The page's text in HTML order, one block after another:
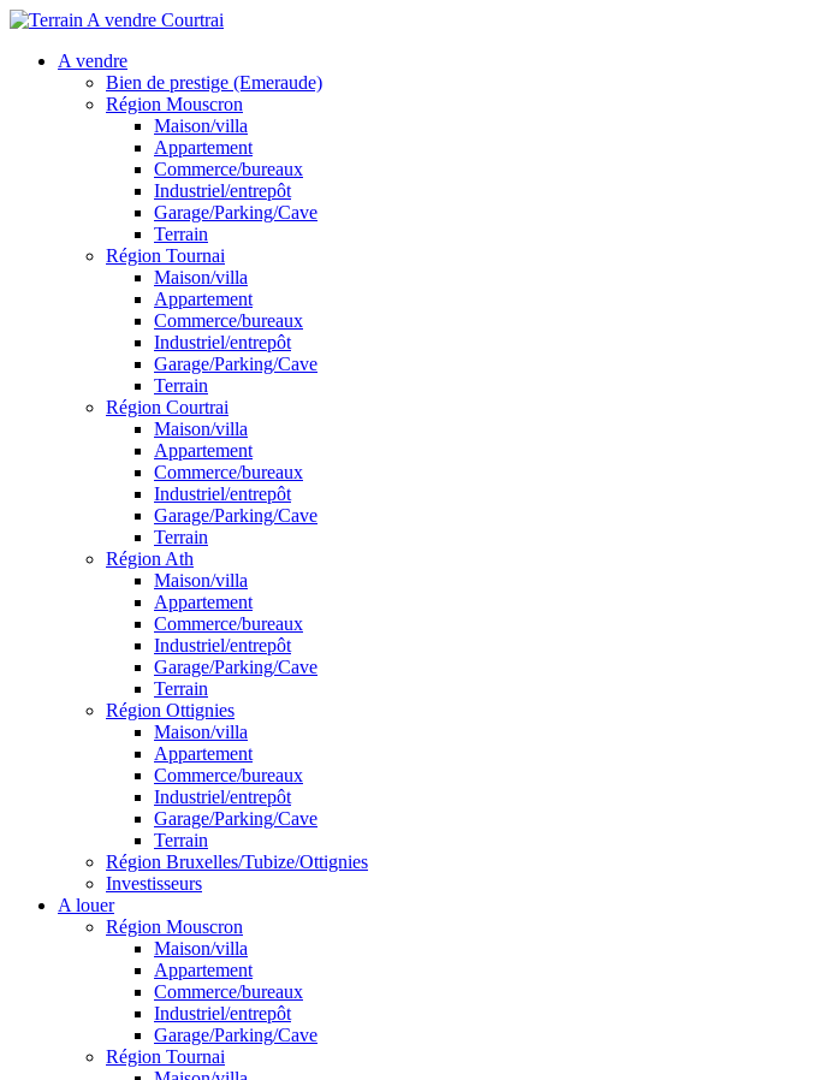
A vendre
Bien de prestige (Emeraude)
Région Mouscron
Maison/villa
Appartement
Commerce/bureaux
Industriel/entrepôt
Garage/Parking/Cave
Terrain
Région Tournai
Maison/villa
Appartement
Commerce/bureaux
Industriel/entrepôt
Garage/Parking/Cave
Terrain
Région Courtrai
Maison/villa
Appartement
Commerce/bureaux
Industriel/entrepôt
Garage/Parking/Cave
Terrain
Région Ath
Maison/villa
Appartement
Commerce/bureaux
Industriel/entrepôt
Garage/Parking/Cave
Terrain
Région Ottignies
Maison/villa
Appartement
Commerce/bureaux
Industriel/entrepôt
Garage/Parking/Cave
Terrain
Région Bruxelles/Tubize/Ottignies
Investisseurs
A louer
Région Mouscron
Maison/villa
Appartement
Commerce/bureaux
Industriel/entrepôt
Garage/Parking/Cave
Région Tournai